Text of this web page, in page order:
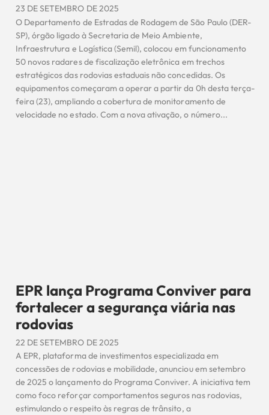
23 DE SETEMBRO DE 2025
O Departamento de Estradas de Rodagem de São Paulo (DER-
SP), órgão ligado à Secretaria de Meio Ambiente,
Infraestrutura e Logística (Semil), colocou em funcionamento
50 novos radares de fiscalização eletrônica em trechos
estratégicos das rodovias estaduais não concedidas. Os
equipamentos começaram a operar a partir da 0h desta terça-
feira (23), ampliando a cobertura de monitoramento de
velocidade no estado. Com a nova ativação, o número...
EPR lança Programa Conviver para
fortalecer a segurança viária nas
rodovias
22 DE SETEMBRO DE 2025
A EPR, plataforma de investimentos especializada em
concessões de rodovias e mobilidade, anunciou em setembro
de 2025 o lançamento do Programa Conviver. A iniciativa tem
como foco reforçar comportamentos seguros nas rodovias,
estimulando o respeito às regras de trânsito, a